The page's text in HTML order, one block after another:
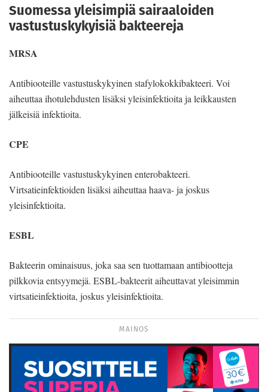
Suomessa yleisimpiä sairaaloiden
vastustuskykyisiä bakteereja
MRSA
Antibiooteille vastustuskykyinen stafylokokkibakteeri. Voi
aiheuttaa ihotulehdusten lisäksi yleisinfektioita ja leikkausten
jälkeisiä infektioita.
CPE
Antibiooteille vastustuskykyinen enterobakteeri.
Virtsatieinfektioiden lisäksi aiheuttaa haava- ja joskus
yleisinfektioita.
ESBL
Bakteerin ominaisuus, joka saa sen tuottamaan antibiootteja
pilkkovia entsyymejä. ESBL-bakteerit aiheuttavat yleisimmin
virtsatieinfektioita, joskus yleisinfektioita.
MAINOS